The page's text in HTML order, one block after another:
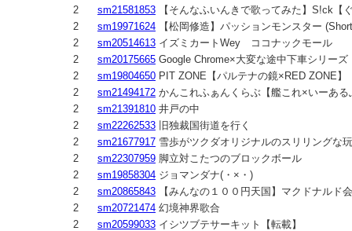
2
sm21581853
【そんなふいんきで歌ってみた】S!ck【
2
sm19971624
【松岡修造】パッションモンスター
2
sm20514613 イズミカートWey ココナックモール
2
sm20175665 Google Chrome×大変な途中下車シリーズ
2
sm19804650 PIT ZONE【パルテナの鏡×RED ZONE】
2
sm21494172 かんこれふぁんくらぶ【艦これ×いーあ
2
sm21391810 井戸の中
2
sm22262533 旧独裁国街道を行く
2
sm21677917 雪歩がツクダオリジナルのスリリングな
2
sm22307959 脚立対こたつのブロックボール
2
sm19858304 ジョマンダナ(・×・)
2
sm20865843
【みんなの１００円天国】マクドナルド
2
sm20721474 幻境神界歌合
2
sm20599033 イシツブテサーキット【転載】